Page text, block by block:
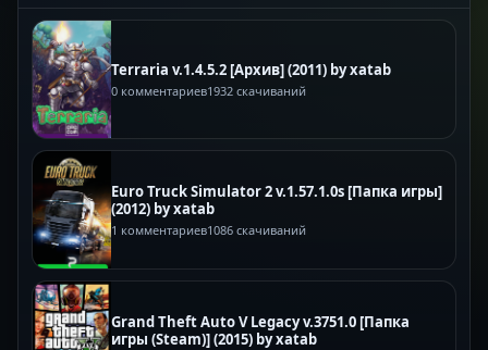
Terraria v.1.4.5.2 [Архив] (2011) by xatab
0 комментариев1932 скачиваний
Euro Truck Simulator 2 v.1.57.1.0s [Папка игры]
(2012) by xatab
1 комментариев1086 скачиваний
Grand Theft Auto V Legacy v.3751.0 [Папка
игры (Steam)] (2015) by xatab